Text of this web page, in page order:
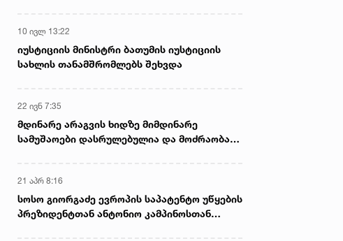
10 ივლ 13:22
იუსტიციის მინისტრი ბათუმის იუსტიციის
სახლის თანამშრომლებს შეხვდა
22 ივნ 7:35
მდინარე არაგვის ხიდზე მიმდინარე
სამუშაოები დასრულებულია და მოძრაობა
21 აპრ 8:16
სოსო გიორგაძე ევროპის საპატენტო უწყების
პრეზიდენტთან ანტონიო კამპინოსთან